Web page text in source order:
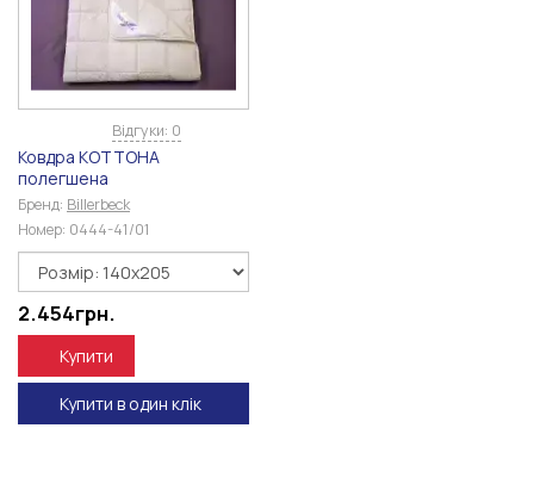
Відгуки: 0
Ковдра КОТТОНА
полегшена
Бренд: Billerbeck
Номер: 0444-41/01
2.454грн.
Купити
Купити в один клік